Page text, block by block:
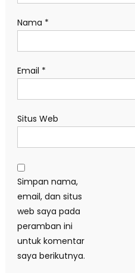
Nama *
Email *
Situs Web
Simpan nama,
email, dan situs
web saya pada
peramban ini
untuk komentar
saya berikutnya.